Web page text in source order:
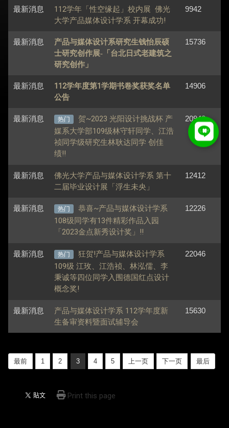
最新消息
112学年「性空缘起」校内展 佛光
大学产品媒体设计学系 开幕成功!
9942
最新消息
产品与媒体设计系研究生钱怡辰硕
士研究创作展-「台北日式老建筑之
研究创作」
15736
最新消息
112学年度第1学期书卷奖获奖名单
公告
14906
最新消息 热门
贺~2023 光阳设计挑战杯 产
媒系大学部109级林守轩同学、江浩
祯同学级研究生林耿达同学 创佳
绩!!
20948
最新消息
佛光大学产品与媒体设计学系 第十
二届毕业设计展「浮生未央」
12412
最新消息 热门
恭喜~产品与媒体设计学系
108级同学有13件精彩作品入园
「2023金点新秀设计奖」!!
12226
最新消息 热门
狂贺!产品与媒体设计学系
109级 江玫、江浩祯、林泓儒、李
秉诚等四位同学入围德国红点设计
概念奖!
22046
最新消息
产品与媒体设计学系 112学年度新
生备审资料暨面试辅导会
15630
最前 1 2 3 4 5 上一页 下一页 最后
Print this page